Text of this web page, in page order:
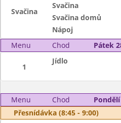
Svačina
Svačina
Svačina domů
Nápoj
Menu
Chod Pátek
1
Jídlo
Menu Chod
Přesnídávka (8:45 - 9:00)